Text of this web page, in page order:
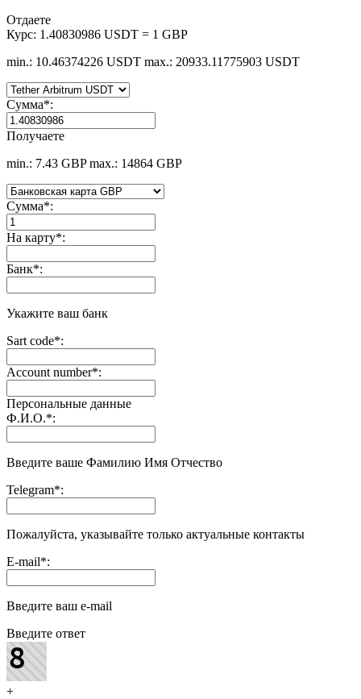
Отдаете
Курс: 1.40830986 USDT = 1 GBP
min.: 10.46374226 USDT max.: 20933.11775903 USDT
Сумма*:
Получаете
min.: 7.43 GBP max.: 14864 GBP
Сумма*:
На карту*:
Банк*:
Укажите ваш банк
Sart code*:
Account number*:
Персональные данные
Ф.И.О.*:
Введите ваше Фамилию Имя Отчество
Telegram*:
Пожалуйста, указывайте только актуальные контакты
E-mail*:
Введите ваш e-mail
Введите ответ
+